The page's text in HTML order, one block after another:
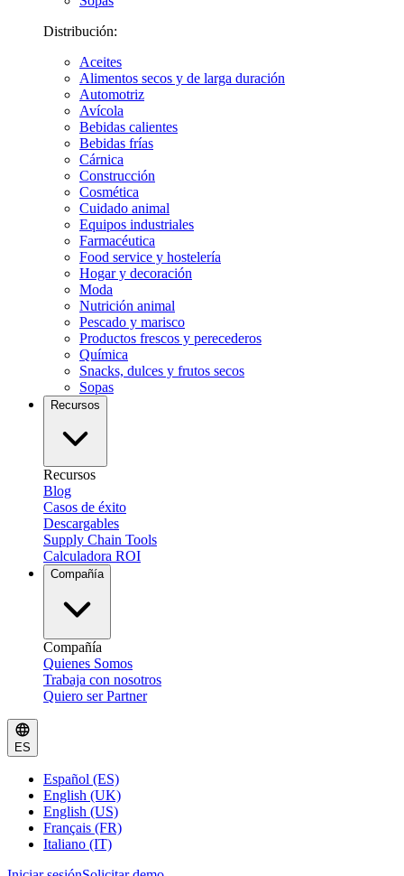
Distribución:
Aceites
Alimentos secos y de larga duración
Automotriz
Avícola
Bebidas calientes
Bebidas frías
Cárnica
Construcción
Cosmética
Cuidado animal
Equipos industriales
Farmacéutica
Food service y hostelería
Hogar y decoración
Moda
Nutrición animal
Pescado y marisco
Productos frescos y perecederos
Química
Snacks, dulces y frutos secos
Sopas
Recursos
Recursos
Blog
Casos de éxito
Descargables
Supply Chain Tools
Calculadora ROI
Compañía
Compañía
Quienes Somos
Trabaja con nosotros
Quiero ser Partner
ES
Español (ES)
English (UK)
English (US)
Français (FR)
Italiano (IT)